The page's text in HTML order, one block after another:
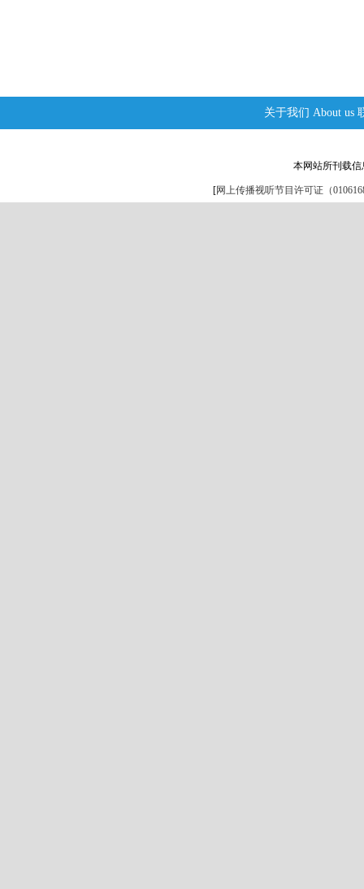
关于我们 About us
本网站所刊载
[网上传播视听节目许可证（